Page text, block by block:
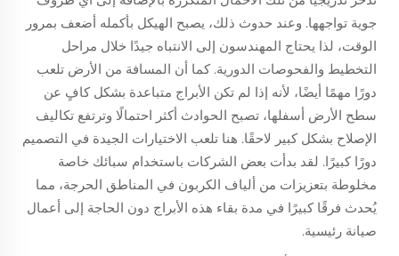
جوية تواجهها. وعند حدوث ذلك، يصبح الهيكل بأكمله أضعف بمرور
الوقت، لذا يحتاج المهندسون إلى الانتباه جيدًا خلال مراحل
التخطيط والفحوصات الدورية. كما أن المسافة من الأرض تلعب
دورًا مهمًا أيضًا، لأنه إذا لم تكن الأبراج متباعدة بشكل كافٍ عن
سطح الأرض أسفلها، تصبح الحوادث أكثر احتمالًا وترتفع تكاليف
الإصلاح بشكل كبير لاحقًا. هنا تلعب الاختيارات الجيدة في التصميم
دورًا كبيرًا. لقد بدأت بعض الشركات باستخدام سبائك خاصة
مخلوطة بتعزيزات من ألياف الكربون في المناطق الحرجة، مما
يُحدث فرقًا كبيرًا في مدة بقاء هذه الأبراج دون الحاجة إلى أعمال
صيانة رئيسية.